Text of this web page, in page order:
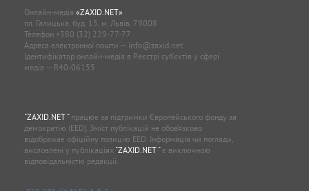
Онлайн-медіа «ZAXID.NET»
пл. Галицька, буд. 15, м. Львів, 79008
Телефон +380 (32) 229-77-77
Адреса електронної пошти — info@zaxid.net
Ідентифікатор онлайн-медіа в Реєстрі суб'єктів у сфері
медіа — R40-06155
"ZAXID.NET "працює за підтримки Європейського фонду за
демократію (EED). Зміст публікацій не обов’язково
відображає офіційну позицію EED. Інформація чи погляди,
висловлені у публікаціях "ZAXID.NET "є виключною
відповідальністю редакції.